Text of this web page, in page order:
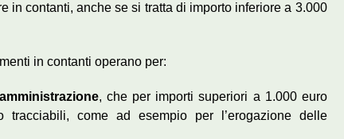
in contanti, anche se si tratta di importo inferiore a 3.000
in contanti operano per:
, che per importi superiori a 1.000 euro
tracciabili, come ad esempio per l’erogazione delle